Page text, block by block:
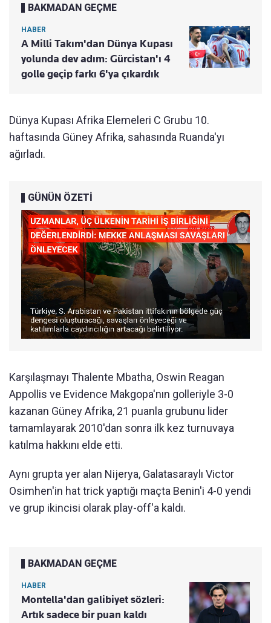
BAKMADAN GEÇME
HABER
A Milli Takım'dan Dünya Kupası
yolunda dev adım: Gürcistan'ı 4
golle geçip farkı 6'ya çıkardık
Dünya Kupası Afrika Elemeleri C Grubu 10.
haftasında Güney Afrika, sahasında Ruanda'yı
ağırladı.
GÜNÜN ÖZETİ
Karşılaşmayı Thalente Mbatha, Oswin Reagan
Appollis ve Evidence Makgopa'nın golleriyle 3-0
kazanan Güney Afrika, 21 puanla grubunu lider
tamamlayarak 2010'dan sonra ilk kez turnuvaya
katılma hakkını elde etti.
Aynı grupta yer alan Nijerya, Galatasaraylı Victor
Osimhen'in hat trick yaptığı maçta Benin'i 4-0 yendi
ve grup ikincisi olarak play-off'a kaldı.
BAKMADAN GEÇME
HABER
Montella'dan galibiyet sözleri:
Artık sadece bir puan kaldı